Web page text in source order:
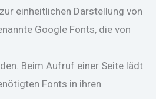
einheitlichen Darstellung von
Google Fonts, die von
Beim Aufruf einer Seite lädt
Fonts in ihren